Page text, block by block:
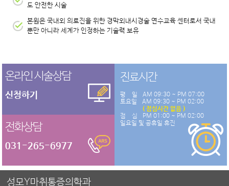
도 안전한 시술
본원은 국내외 의료진을 위한 경막외내시경술 연수교육 센터로서 국내
뿐만 아니라 세계가 인정하는 기술력 보유
온라인 시술상담
신청하기
전화상담
031-265-6977
진료시간
평 일
AM 09:30 ~ PM 07:00
토요일
AM 09:30 ~ PM 02:00
( 점심시간 없음 )
점 심
PM 01:00 ~ PM 02:00
일요일 및 공휴일 휴진
성모Y마취통증의학과